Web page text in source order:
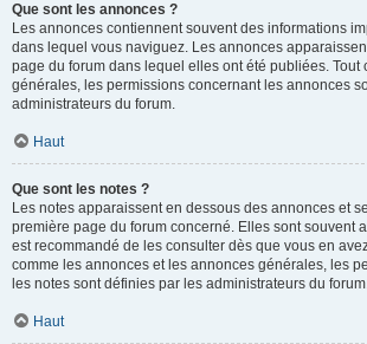
Que sont les annonces ?
Les annonces contiennent souvent des informations
dans lequel vous naviguez. Les annonces
page du forum dans lequel elles ont été publiées. Tout
générales, les permissions concernant les annonces
administrateurs du forum.
Haut
Que sont les notes ?
Les notes apparaissent en dessous des annonces et
première page du forum concerné. Elles sont souvent
est recommandé de les consulter dès que vous en
comme les annonces et les annonces générales, les
les notes sont définies par les administrateurs du
Haut